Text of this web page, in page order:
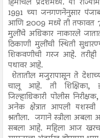
1991 च्या जनगणनेनुसार
आणि 2009 मध्ये ती तफावत
मुलींचे अधिकार नाकारले
ठिकाणी मुलींची स्थिती
शिकवणीची गरज आहे. तरीही
पथावर आहे.
शेतातील मजुरापासून ते
चालू आहे. ती शिक्षिका,
जिल्हाधिकारी पोलीस
अनेक क्षेत्रात आपली
श्नतीला. जगाने स्त्रीला
सबला आहे. महिला आज खरच